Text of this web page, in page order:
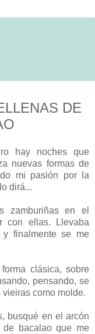
DE
hay noches que
nuevas formas de
mi pasión por la
dirá...
zamburiñas en el
con ellas. Llevaba
finalmente se me
clásica, sobre
pensando, se
como molde.
busqué en el arcón
de bacalao que me